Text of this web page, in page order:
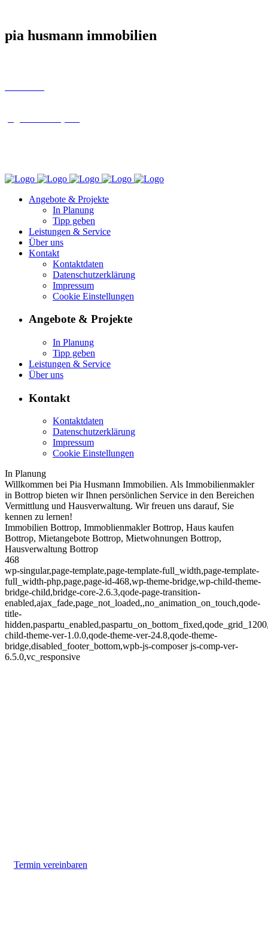
pia husmann immobilien
Angebote & Projekte
In Planung
Tipp geben
Leistungen & Service
Über uns
Kontakt
Kontaktdaten
Datenschutzerklärung
Impressum
Cookie Einstellungen
Angebote & Projekte
In Planung
Tipp geben
Leistungen & Service
Über uns
Kontakt
Kontaktdaten
Datenschutzerklärung
Impressum
Cookie Einstellungen
In Planung
Willkommen bei Pia Husmann Immobilien. Als Immobilienmakler
in Bottrop bieten wir Ihnen persönlichen Service in den Bereichen
Vermittlung und Hausverwaltung. Wir freuen uns darauf, Sie
kennen zu lernen!
Immobilien Bottrop, Immoblienmakler Bottrop, Haus kaufen
Bottrop, Mietangebote Bottrop, Mietwohnungen Bottrop,
Hausverwaltung Bottrop
468
wp-singular,page-template,page-template-full_width,page-template-
full_width-php,page,page-id-468,wp-theme-bridge,wp-child-theme-
bridge-child,bridge-core-2.6.3,qode-page-transition-
enabled,ajax_fade,page_not_loaded,,no_animation_on_touch,qode-
title-
child-theme-ver-1.0.0,qode-theme-ver-24.8,qode-theme-
bridge,disabled_footer_bottom,wpb-js-composer js-comp-ver-
6.5.0,vc_responsive
Termin vereinbaren